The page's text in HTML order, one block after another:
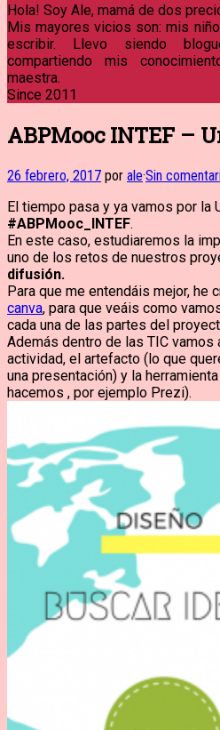
Hola! Soy Ale, mamá de dos
Mis mayores vicios son: mis
escribir. Llevo siendo
compartiendo mis
maestra.
Since 2011
ABPMooc INTEF –
26 febrero, 2017 por ale·Sin
El tiempo pasa y ya vamos por la
#ABPMooc_INTEF.
En este caso, estudiaremos la
uno de los retos de nuestros
difusión.
Para que me entendáis mejor, he
canva, para que veáis como
cada una de las partes del
Además dentro de las TIC vamos
actividad, el artefacto (lo que
una presentación) y la
hacemos , por ejemplo Prezi).